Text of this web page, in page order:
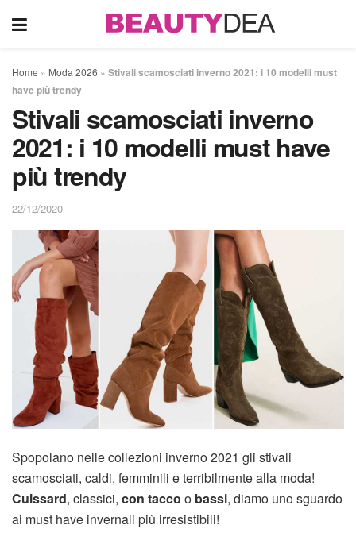
Home » Moda 2026 » Stivali scamosciati inverno 2021: i 10 modelli must
have più trendy
Stivali scamosciati inverno
2021: i 10 modelli must have
più trendy
22/12/2020
Spopolano nelle collezioni inverno 2021 gli stivali
scamosciati, caldi, femminili e terribilmente alla moda!
Cuissard, classici, con tacco o bassi, diamo uno sguardo
ai must have invernali più irresistibili!